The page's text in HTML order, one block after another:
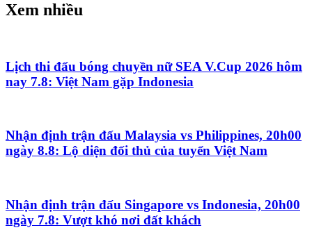
Xem nhiều
Lịch thi đấu bóng chuyền nữ SEA V.Cup 2026 hôm
nay 7.8: Việt Nam gặp Indonesia
Nhận định trận đấu Malaysia vs Philippines, 20h00
ngày 8.8: Lộ diện đối thủ của tuyển Việt Nam
Nhận định trận đấu Singapore vs Indonesia, 20h00
ngày 7.8: Vượt khó nơi đất khách